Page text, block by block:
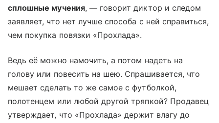
сплошные мучения, — говорит диктор и следом
заявляет, что нет лучше способа с ней справиться,
чем покупка повязки «Прохлада».
Ведь её можно намочить, а потом надеть на
голову или повесить на шею. Спрашивается, что
мешает сделать то же самое с футболкой,
полотенцем или любой другой тряпкой? Продавец
утверждает, что «Прохлада» держит влагу до